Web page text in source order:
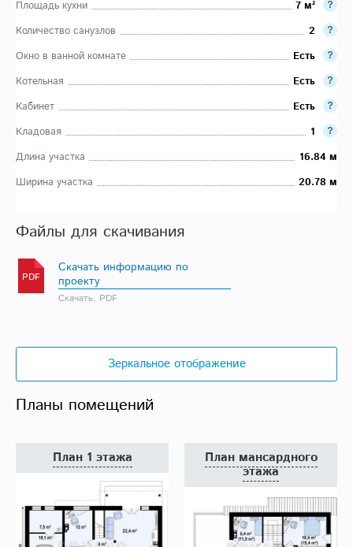
Площадь кухни
7 м²
Количество санузлов
2
Окно в ванной комнате
Есть
Котельная
Есть
Кабинет
Есть
Кладовая
1
Длина участка
16.84 м
Ширина участка
20.78 м
Файлы для скачивания
PDF
Скачать информацию по
проекту
Скачать, PDF
Планы помещений
Зеркальное отображение
План 1 этажа План мансардного
этажа